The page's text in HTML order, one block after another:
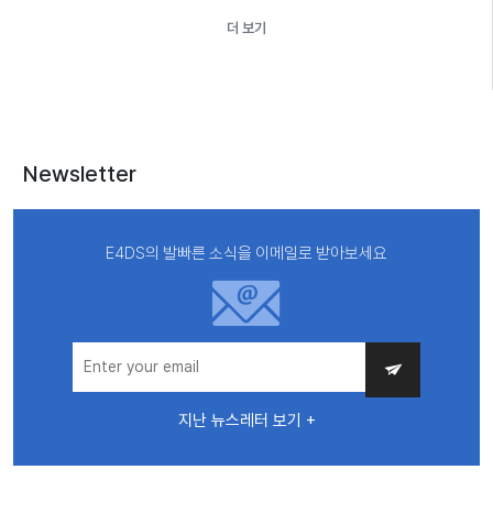
더 보기
Newsletter
E4DS의 발빠른 소식을 이메일로 받아보세요
지난 뉴스레터 보기 +